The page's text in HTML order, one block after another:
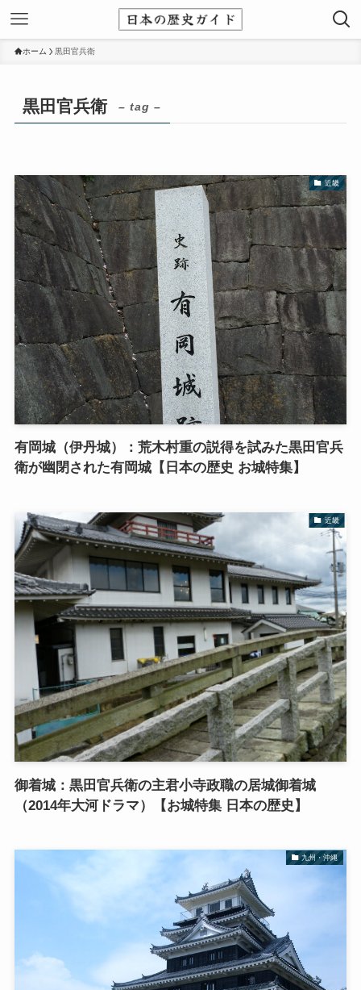
ホーム 黒田官兵衛
黒田官兵衛 – tag –
近畿
有岡城（伊丹城）：荒木村重の説得を試みた黒田官兵
衛が幽閉された有岡城【日本の歴史 お城特集】
近畿
御着城：黒田官兵衛の主君小寺政職の居城御着城
（2014年大河ドラマ）【お城特集 日本の歴史】
九州・沖縄